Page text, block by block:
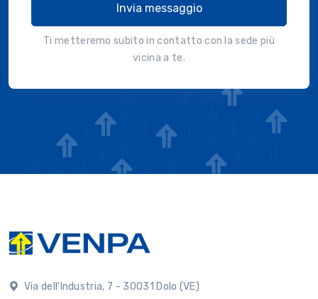
Invia messaggio
Ti metteremo subito in contatto con la sede più
vicina a te.
Via dell'Industria, 7 - 30031 Dolo (VE)